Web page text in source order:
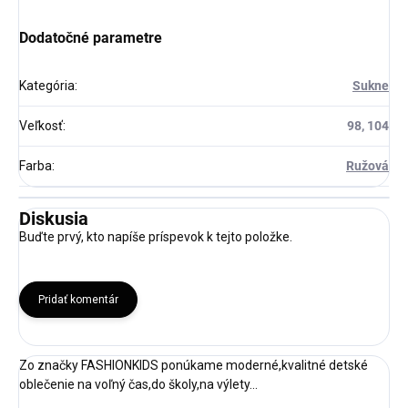
Dodatočné parametre
Kategória: Sukne
Veľkosť: 98, 104
Farba: Ružová
Diskusia
Buďte prvý, kto napíše príspevok k tejto položke.
Pridať komentár
Zo značky FASHIONKIDS ponúkame moderné,kvalitné detské
oblečenie na voľný čas,do školy,na výlety...